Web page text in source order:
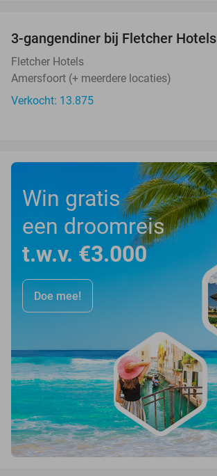
3-gangendiner bij Fletcher Hotels
Fletcher Hotels
Amersfoort (+ meerdere locaties)
Verkocht: 13.875
Win gratis
een droomreis
t.w.v. €3.000
Doe mee!